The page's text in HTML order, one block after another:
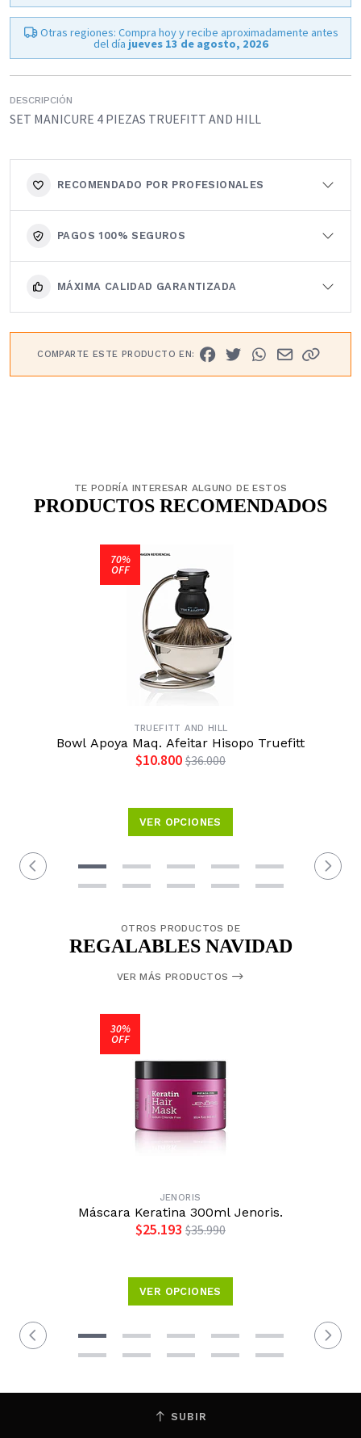
Otras regiones: Compra hoy y recibe aproximadamente antes
del día jueves 13 de agosto, 2026
DESCRIPCIÓN
SET MANICURE 4 PIEZAS TRUEFITT AND HILL
RECOMENDADO POR PROFESIONALES
PAGOS 100% SEGUROS
MÁXIMA CALIDAD GARANTIZADA
COMPARTE ESTE PRODUCTO EN:
TE PODRÍA INTERESAR ALGUNO DE ESTOS
PRODUCTOS RECOMENDADOS
70%
OFF
TRUEFITT AND HILL
Bowl Apoya Maq. Afeitar Hisopo Truefitt
$10.800 $36.000
VER OPCIONES
OTROS PRODUCTOS DE
REGALABLES NAVIDAD
VER MÁS PRODUCTOS
30%
OFF
JENORIS
Máscara Keratina 300ml Jenoris.
$25.193 $35.990
VER OPCIONES
SUBIR